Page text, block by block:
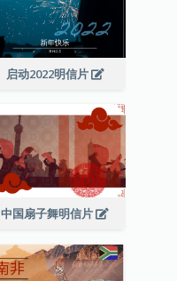
启动2022明信片
中国扇子舞明信片